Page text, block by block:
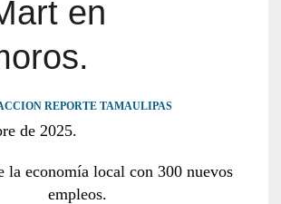
en
REPORTE TAMAULIPAS
de 2025.
la economía local con 300 nuevos
empleos.